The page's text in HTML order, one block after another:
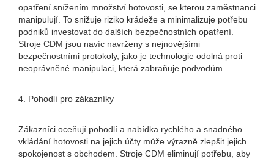
opatření snížením množství hotovosti, se kterou zaměstnanci
manipulují. To snižuje riziko krádeže a minimalizuje potřebu
podniků investovat do dalších bezpečnostních opatření.
Stroje CDM jsou navíc navrženy s nejnovějšími
bezpečnostními protokoly, jako je technologie odolná proti
neoprávněné manipulaci, která zabraňuje podvodům.
4. Pohodlí pro zákazníky
Zákazníci oceňují pohodlí a nabídka rychlého a snadného
vkládání hotovosti na jejich účty může výrazně zlepšit jejich
spokojenost s obchodem. Stroje CDM eliminují potřebu, aby